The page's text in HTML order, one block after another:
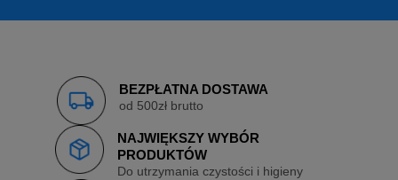
BEZPŁATNA DOSTAWA
od 500zł brutto
NAJWIĘKSZY WYBÓR
PRODUKTÓW
Do utrzymania czystości i higieny